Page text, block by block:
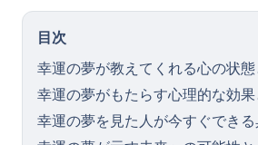
目次
幸運の夢が教えてくれる心の状
幸運の夢がもたらす心理的な効
幸運の夢を見た人が今すぐでき